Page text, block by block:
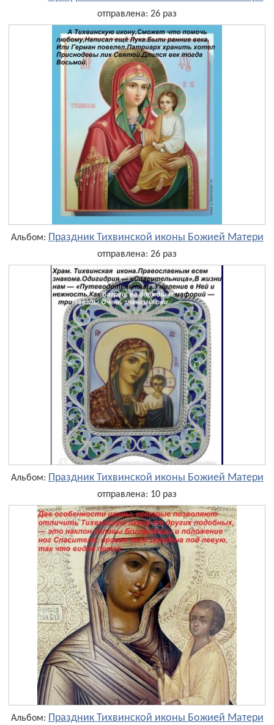
отправлена: 26 раз
Альбом: Праздник Тихвинской иконы Божией Матери
отправлена: 26 раз
Альбом: Праздник Тихвинской иконы Божией Матери
отправлена: 10 раз
Альбом: Праздник Тихвинской иконы Божией Матери